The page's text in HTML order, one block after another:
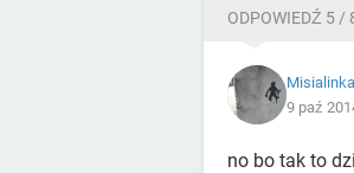
ODPOWIEDŹ 5 /
Misialinka
9 paź
no bo tak to